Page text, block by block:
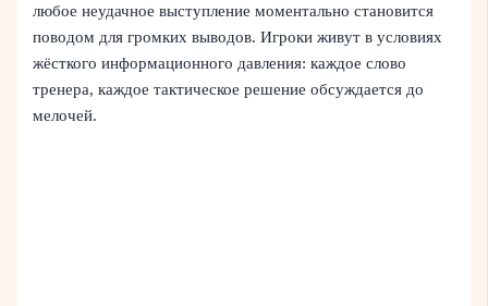
любое неудачное выступление моментально становится
поводом для громких выводов. Игроки живут в условиях
жёсткого информационного давления: каждое слово
тренера, каждое тактическое решение обсуждается до
мелочей.